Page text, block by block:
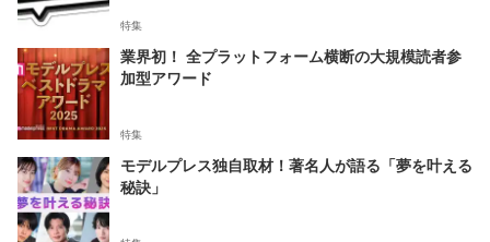
特集
業界初！ 全プラットフォーム横断の大規模読者参
加型アワード
特集
モデルプレス独自取材！著名人が語る「夢を叶える
秘訣」